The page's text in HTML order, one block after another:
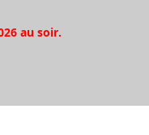
au soir.